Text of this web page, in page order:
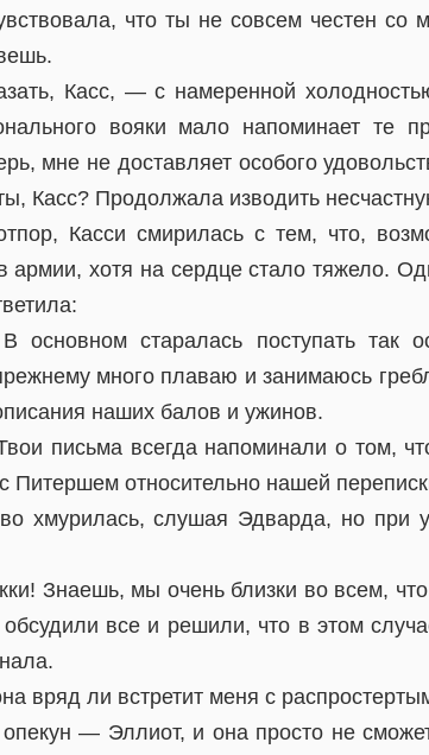
что ты не совсем честен со
Касс, — с намеренной
вояки мало напоминает те
мне не доставляет особого
Касс? Продолжала изводить
Касси смирилась с тем, что,
армии, хотя на сердце стало тяжело.
старалась поступать так
много плаваю и занимаюсь
наших балов и ужинов.
письма всегда напоминали о том,
Питершем относительно нашей
хмурилась, слушая Эдварда, но при
Знаешь, мы очень близки во всем,
все и решили, что в этом
вряд ли встретит меня с
— Эллиот, и она просто не